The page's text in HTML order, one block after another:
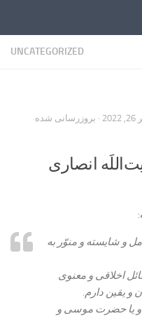
UNCATEGORIZED
· بروزرسانی شده
انصاری
و شايسته و منوّر به
اخلاقى و معنوى
و يقين دارم.
و يا حضرت موسى و